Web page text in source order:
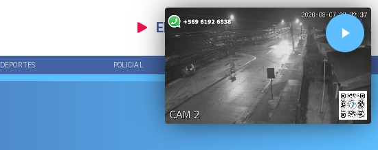
EN VIVO
DEPORTES POLICIAL TENDENCIAS